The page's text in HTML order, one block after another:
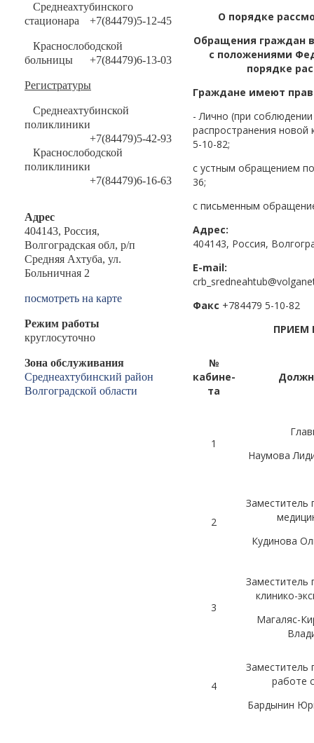
Среднеахтубинского
стационара
+7(84479)5-12-45
Краснослободской
больницы
+7(84479)6-13-03
Регистратуры
Среднеахтубинской
поликлиники
+7(84479)5-42-93
Краснослободской
поликлиники
+7(84479)6-16-63
Адрес
404143, Россия,
Волгоградская обл, р/п
Средняя Ахтуба, ул.
Больничная 2
посмотреть на карте
Режим работы
круглосуточно
Зона обслуживания
Среднеахтубинский район
Волгоградской области
О порядке
Обращения граждан
с положениями
порядке
Граждане имеют
- Лично (при
распространения
5-10-82;
с устным обращением
36;
с письменным
Адрес:
404143, Россия,
E-mail:
Факс +784479 5-10-82
ПРИЕМ
№
кабине-
та
1
Наумова
2
Заместитель
Кудинова
3
Заместитель
клинико-
Магаляс-
4
Заместитель
работе
Бардынин